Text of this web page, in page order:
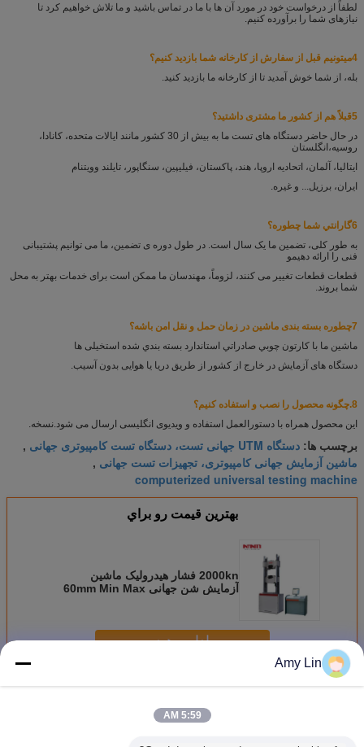
لطفاً از درخواست خود در مورد آن ها با ما در تماس باشید و ما تلاش خواهیم کرد تا
نیازهای شما را برآورده کنیم.
4ميتونيم قبل از سفارش از کارخانه شما بازدید کنيم؟
بله، از شما خوش آمدید تا از کارخانه ما بازدید کنید.
5قبلاً هم از کشور ما مشتری داشتید؟
در حال حاضر دستگاه های تست ما به بیش از 30 کشور مانند ایالات متحده، کانادا،
روسیه، انگلستان
ایتالیا، آلمان، اتحادیه اروپا، هند، پاکستان، فیلیپین، سنگاپور، تایلند وویتنام
ایران، برزیل... و غیره.
6گارانتي شما چطوره؟
به طور کلی، تضمین ما یک سال است. در طول دوره ی تضمین، ما می توانیم پشتیبانی
فنی را ارائه دهیمو
قطعات قطعات تغییر می کنند، لزوماً، مهندسان ما ممکن است برای خدمات بهتر به محل
شما بروند.
7چطوره بسته بندی ماشین در زمان حمل و نقل امن باشه؟
ماشين ما با کارتون چوبي صادراتي استاندارد بسته بندي شده استخیلی ها
دستگاه های آزمایش در خارج از کشور از طریق دریا یا هوایی بدون آسیب.
8. چگونه محصول را نصب و استفاده کنیم؟
این محصول همراه با دستورالعمل استفاده و ویدیوی انگلیسی ارسال می شود.نسخه.
برچسب ها: دستگاه UTM جهانی تست، دستگاه تست کامپیوتری جهانی ,
ماشین آزمایش جهانی کامپیوتری، تجهیزات تست جهانی ,
computerized universal testing machine
بهترين قيمت رو براي
2000kn فشار هیدرولیک ماشین
آزمایش شن جهانی 60mm Min Max
ادامه هید
بیشدستگاه تست جهانی
Amy Lin
5:59 AM